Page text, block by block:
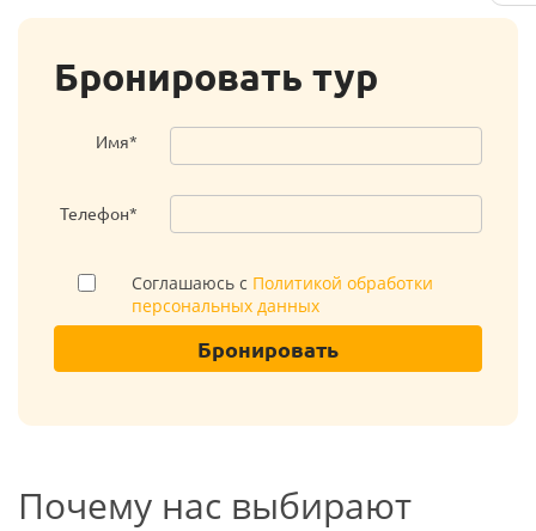
Бронировать тур
Имя*
Телефон*
Соглашаюсь с Политикой обработки
персональных данных
Бронировать
Почему нас выбирают